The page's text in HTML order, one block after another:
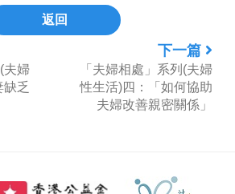
夫婦
乏
返回
下一篇
「夫婦相處」系列(夫婦
性生活)四：「如何協助
夫婦改善親密關係」